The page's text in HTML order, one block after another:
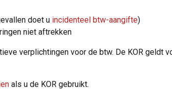
doet u incidenteel btw-aangifte)
niet aftrekken
verplichtingen voor de btw. De KOR geldt
als u de KOR gebruikt.